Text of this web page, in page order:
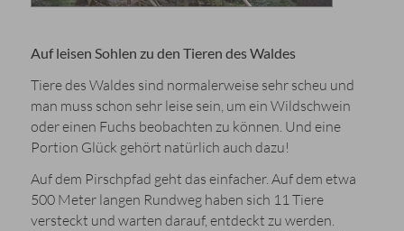
Auf leisen Sohlen zu den Tieren des Waldes
Tiere des Waldes sind normalerweise sehr scheu und
man muss schon sehr leise sein, um ein Wildschwein
oder einen Fuchs beobachten zu können. Und eine
Portion Glück gehört natürlich auch dazu!
Auf dem Pirschpfad geht das einfacher. Auf dem etwa
500 Meter langen Rundweg haben sich 11 Tiere
versteckt und warten darauf, entdeckt zu werden.